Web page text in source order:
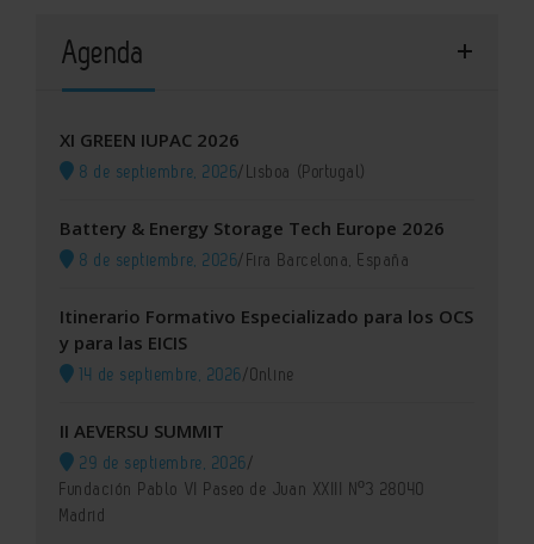
Agenda
XI GREEN IUPAC 2026
8 de septiembre, 2026/Lisboa (Portugal)
Battery & Energy Storage Tech Europe 2026
8 de septiembre, 2026/Fira Barcelona, España
Itinerario Formativo Especializado para los OCS
y para las EICIS
14 de septiembre, 2026/Online
II AEVERSU SUMMIT
29 de septiembre, 2026/
Fundación Pablo VI Paseo de Juan XXIII Nº3 28040
Madrid